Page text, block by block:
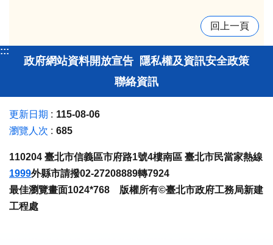
回上一頁
:::
政府網站資料開放宣告 隱私權及資訊安全政策
聯絡資訊
更新日期
115-08-06
瀏覽人次
685
110204 臺北市信義區市府路1號4樓南區 臺北市民當家熱線
1999外縣市請撥02-27208889轉7924
最佳瀏覽畫面1024*768 版權所有©臺北市政府工務局新建
工程處